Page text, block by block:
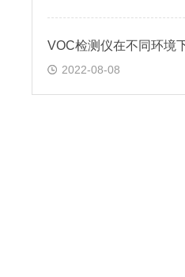
2022-08-08